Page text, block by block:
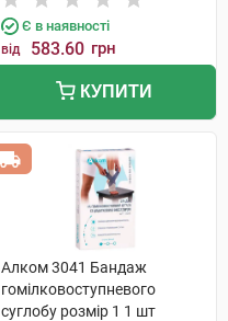
Є в наявності
від 583.60 грн
КУПИТИ
Алком 3041 Бандаж
гомілковоступневого
суглобу розмір 1 1 шт